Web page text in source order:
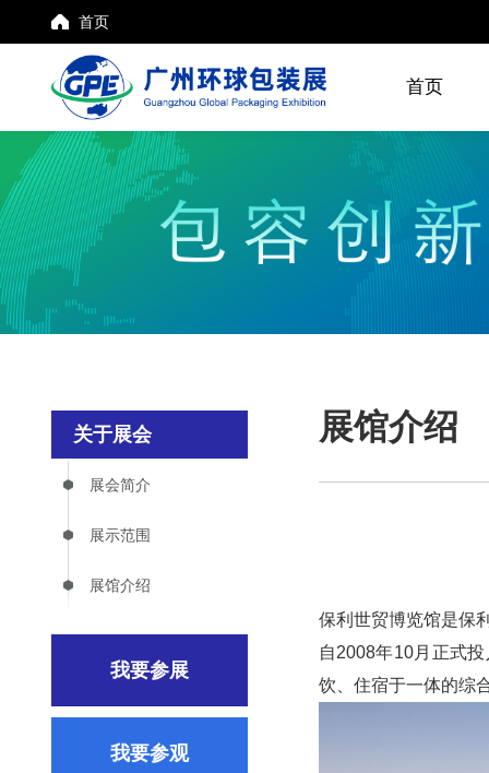
首页
首页
关于展会
展会简介
展示范围
展馆介绍
我要参展
我要参观
展馆介绍
保利世贸博览馆是保
自2008年10月正式
饮、住宿于一体的综